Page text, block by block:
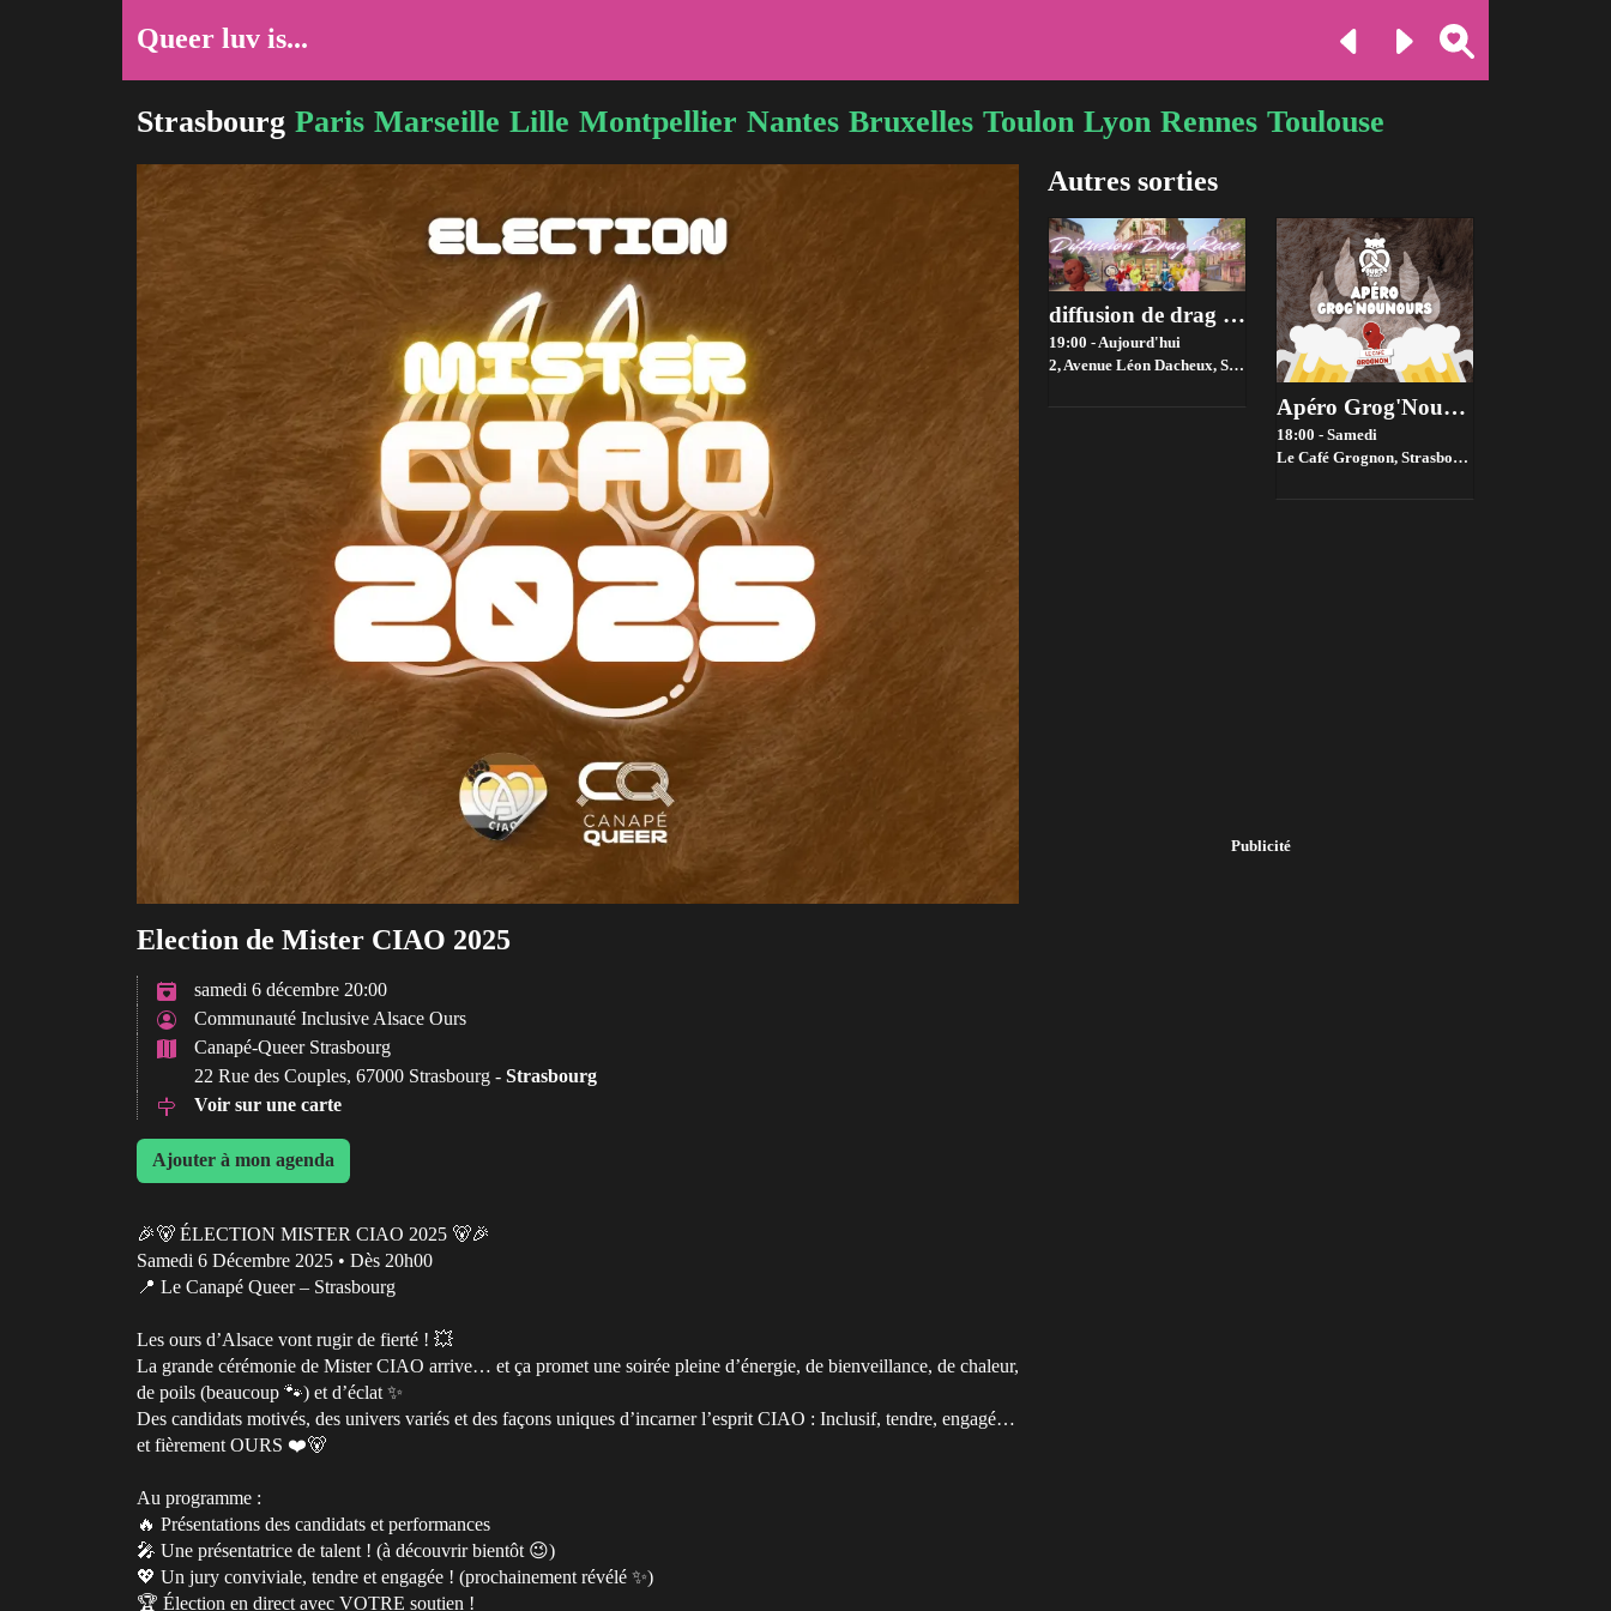
Queer luv is...
Strasbourg Paris Marseille Lille Montpellier Nantes Bruxelles Toulon Lyon Rennes Toulouse
Election de Mister CIAO 2025
samedi 6 décembre 20:00
Communauté Inclusive Alsace Ours
Canapé-Queer Strasbourg
22 Rue des Couples, 67000 Strasbourg - Strasbourg
Voir sur une carte
Ajouter à mon agenda
🎉🐻 ÉLECTION MISTER CIAO 2025 🐻🎉
Samedi 6 Décembre 2025 • Dès 20h00
📍 Le Canapé Queer – Strasbourg
Les ours d’Alsace vont rugir de fierté ! 💥
La grande cérémonie de Mister CIAO arrive… et ça promet une soirée pleine d’énergie, de bienveillance, de chaleur,
de poils (beaucoup 🐾) et d’éclat ✨
Des candidats motivés, des univers variés et des façons uniques d’incarner l’esprit CIAO : Inclusif, tendre, engagé…
et fièrement OURS ❤️🐻
Au programme :
🔥 Présentations des candidats et performances
🎤 Une présentatrice de talent ! (à découvrir bientôt 😉)
💖 Un jury conviviale, tendre et engagée ! (prochainement révélé ✨)
🏆 Élection en direct avec VOTRE soutien !
Autres sorties
diffusion de drag Race !
19:00 - Aujourd'hui
2, Avenue Léon Dacheux, Strasbourg,
Strasbourg
Apéro Grog'Nounours - Août 2026
18:00 - Samedi
Le Café Grognon, Strasbourg
Publicité